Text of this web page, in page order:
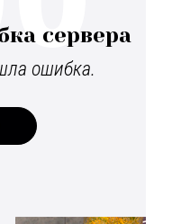
сервера
ошибка.